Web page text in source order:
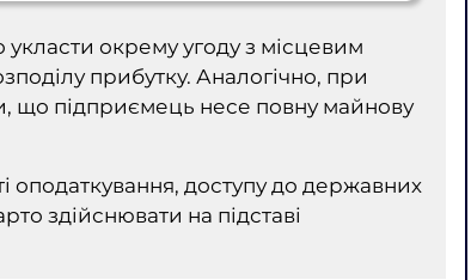
укласти окрему угоду з місцевим
прибутку. Аналогічно, при
що підприємець несе повну майнову
оподаткування, доступу до державних
здійснювати на підставі